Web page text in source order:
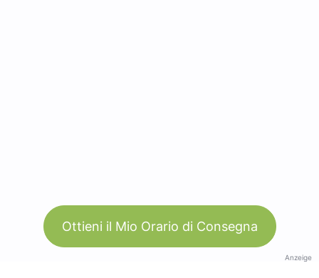
Ottieni il Mio Orario di Consegna
Anzeige